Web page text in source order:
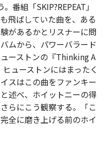
番組「SKIP?REPEAT」
飛ばしていた曲を、ある
があるかとリスナーに問
ムから、パワーバラード
ーストンの『Thinking A
ューストンにはまったく
スはこの曲をファンキー
述べ、ホイットニーの得
らにこう観察する。「こ
全に磨き上げる前のホイ